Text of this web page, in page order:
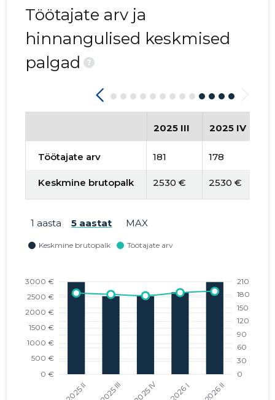
Töötajate arv ja
hinnangulised keskmised
palgad
?
2025 III 2025 IV
Töötajate arv 181 178
Keskmine brutopalk 2530 € 2530 €
1 aasta 5 aastat MAX